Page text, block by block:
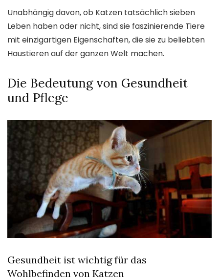
Unabhängig davon, ob Katzen tatsächlich sieben
Leben haben oder nicht, sind sie faszinierende Tiere
mit einzigartigen Eigenschaften, die sie zu beliebten
Haustieren auf der ganzen Welt machen.
Die Bedeutung von Gesundheit
und Pflege
Gesundheit ist wichtig für das
Wohlbefinden von Katzen